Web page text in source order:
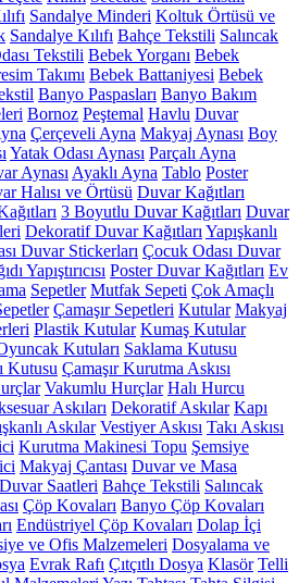
Sandalye Minderi Koltuk Örtüsü ve
Sandalye Kılıfı Bahçe Tekstili Salıncak
Tekstili Bebek Yorganı Bebek
Takımı Bebek Battaniyesi Bebek
Banyo Paspasları Banyo Bakım
Bornoz Peştemal Havlu Duvar
Çerçeveli Ayna Makyaj Aynası Boy
Yatak Odası Aynası Parçalı Ayna
Aynası Ayaklı Ayna Tablo Poster
Halısı ve Örtüsü Duvar Kağıtları
3 Boyutlu Duvar Kağıtları Duvar
Dekoratif Duvar Kağıtları Yapışkanlı
Duvar Stickerları Çocuk Odası Duvar
Yapıştırıcısı Poster Duvar Kağıtları Ev
Sepetler Mutfak Sepeti Çok Amaçlı
Çamaşır Sepetleri Kutular Makyaj
Plastik Kutular Kumaş Kutular
Kutuları Saklama Kutusu
Kutusu Çamaşır Kurutma Askısı
Vakumlu Hurçlar Halı Hurcu
Askıları Dekoratif Askılar Kapı
Askılar Vestiyer Askısı Takı Askısı
Kurutma Makinesi Topu Şemsiye
Makyaj Çantası Duvar ve Masa
Duvar Saatleri Bahçe Tekstili Salıncak
Çöp Kovaları Banyo Çöp Kovaları
Endüstriyel Çöp Kovaları Dolap İçi
ve Ofis Malzemeleri Dosyalama ve
Evrak Rafı Çıtçıtlı Dosya Klasör Telli